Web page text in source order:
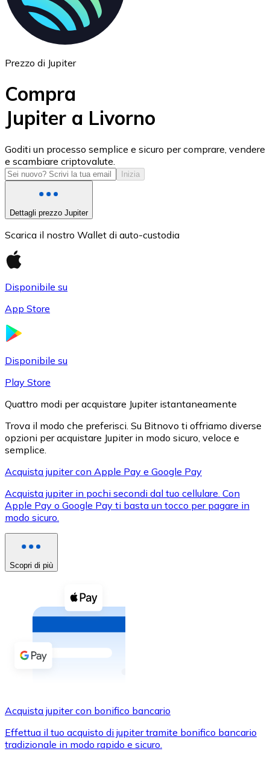
USD Coin
USDC
XRP
XRP
Vedi tutto
Buoni cripto
Acquista criptovalute in contanti e altri mezzi di
Acquista con contanti
Bonifico SEPA
Usa le carte Visa e Mastercard per acquistare
Prezzo di Jupiter
Compra
Jupiter a Livorno
Goditi un processo semplice e sicuro per comprare, vendere
e scambiare criptovalute.
Inizia
Dettagli prezzo Jupiter
Scarica il nostro Wallet di auto-custodia
Disponibile su
App Store
Disponibile su
Play Store
Quattro modi per acquistare Jupiter istantaneamente
Trova il modo che preferisci. Su Bitnovo ti offriamo diverse
opzioni per acquistare Jupiter in modo sicuro, veloce e
semplice.
Acquista jupiter con Apple Pay e Google Pay
Acquista jupiter in pochi secondi dal tuo cellulare. Con
Apple Pay o Google Pay ti basta un tocco per pagare in
modo sicuro.
Scopri di più
Acquista jupiter con bonifico bancario
Effettua il tuo acquisto di jupiter tramite bonifico bancario
tradizionale in modo rapido e sicuro.